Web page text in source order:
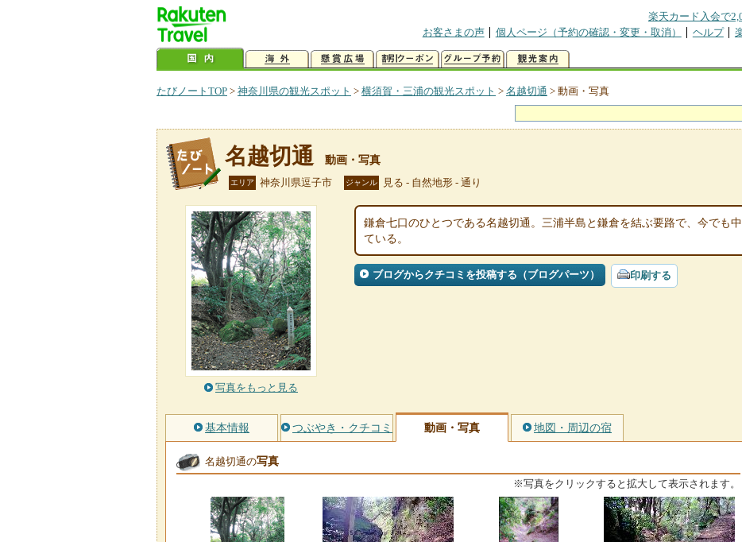
楽天カード入会で
お客さまの声
個人ページ（予約の確認・変更・取消） ヘルプ
たびノートTOP > 神奈川県の観光スポット > 横須賀・三浦の観光スポット > 名越切通 > 動画・写真
名越切通 動画・写真
エリア 神奈川県逗子市 ジャンル 見る - 自然地形 - 通り
写真をもっと見る
鎌倉七口のひとつである名越切通。三浦半島と鎌倉を結ぶ要路で、今でも
ている。
ブログからクチコミを投稿する（ブログパーツ） 印刷する
基本情報 つぶやき・クチコミ 動画・写真 地図・周辺の宿
名越切通の写真
※写真をクリックすると拡大して表示されます。